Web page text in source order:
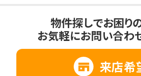
物件探しでお困り
お気軽にお問い合わ
来店希